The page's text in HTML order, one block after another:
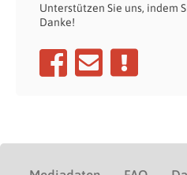
Unterstützen Sie uns, indem
Danke!